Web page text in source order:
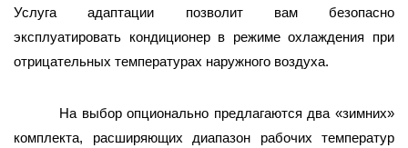
Услуга адаптации позволит вам безопасно
эксплуатировать кондиционер в режиме охлаждения при
отрицательных температурах наружного воздуха.
На выбор опционально предлагаются два «зимних»
комплекта, расширяющих диапазон рабочих температур